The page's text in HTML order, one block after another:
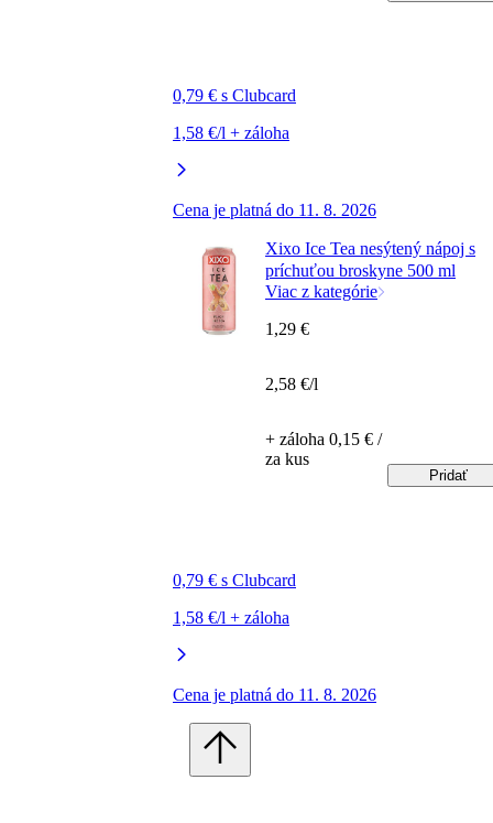
0,79 € s Clubcard
1,58 €/l + záloha
Cena je platná do 11. 8. 2026
Xixo Ice Tea nesýtený nápoj s
príchuťou broskyne 500 ml
Viac z kategórie
0,79 € s Clubcard
1,58 €/l + záloha
Cena je platná do 11. 8. 2026
1,29 €
2,58 €/l
+ záloha 0,15 € /
za kus
Pridať